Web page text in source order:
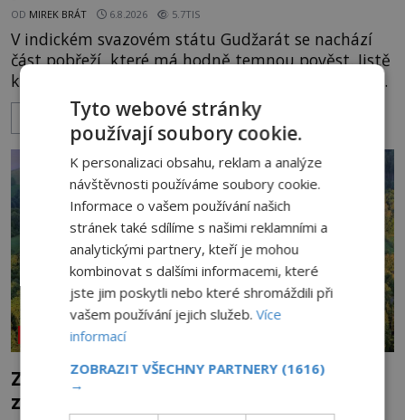
OD MIREK BRÁT 6.8.2026 5.7TIS
V indickém svazovém státu Gudžarát se nachází
část pobřeží, které má hodně temnou pověst. Jistě
k tomu přispívá i černý písek této pláže. Proč má
pláž takové netypické zbarvení? Nakolik jsou
pravdivé historky, že zde došlo k nevysvětlitelným
zmizením turistů? Ti, kteří se nebojí, nás mohou
následovat. Vstupujeme na pláž Dumas ve městě
Surat. Gu
ZOBRAZIT VÍCE
NEOBJASNĚNÉ UDÁLOSTI
Zřícenina Trosky: Co je pravdy na
zvěstech o tajné chodbě?
Tyto webové stránky
používají soubory cookie.
K personalizaci obsahu, reklam a analýze
návštěvnosti používáme soubory cookie.
Informace o vašem používání našich
stránek také sdílíme s našimi reklamními a
analytickými partnery, kteří je mohou
kombinovat s dalšími informacemi, které
jste jim poskytli nebo které shromáždili při
vašem používání jejich služeb.Více
informací
ZOBRAZIT VŠECHNY PARTNERY (1616)
→